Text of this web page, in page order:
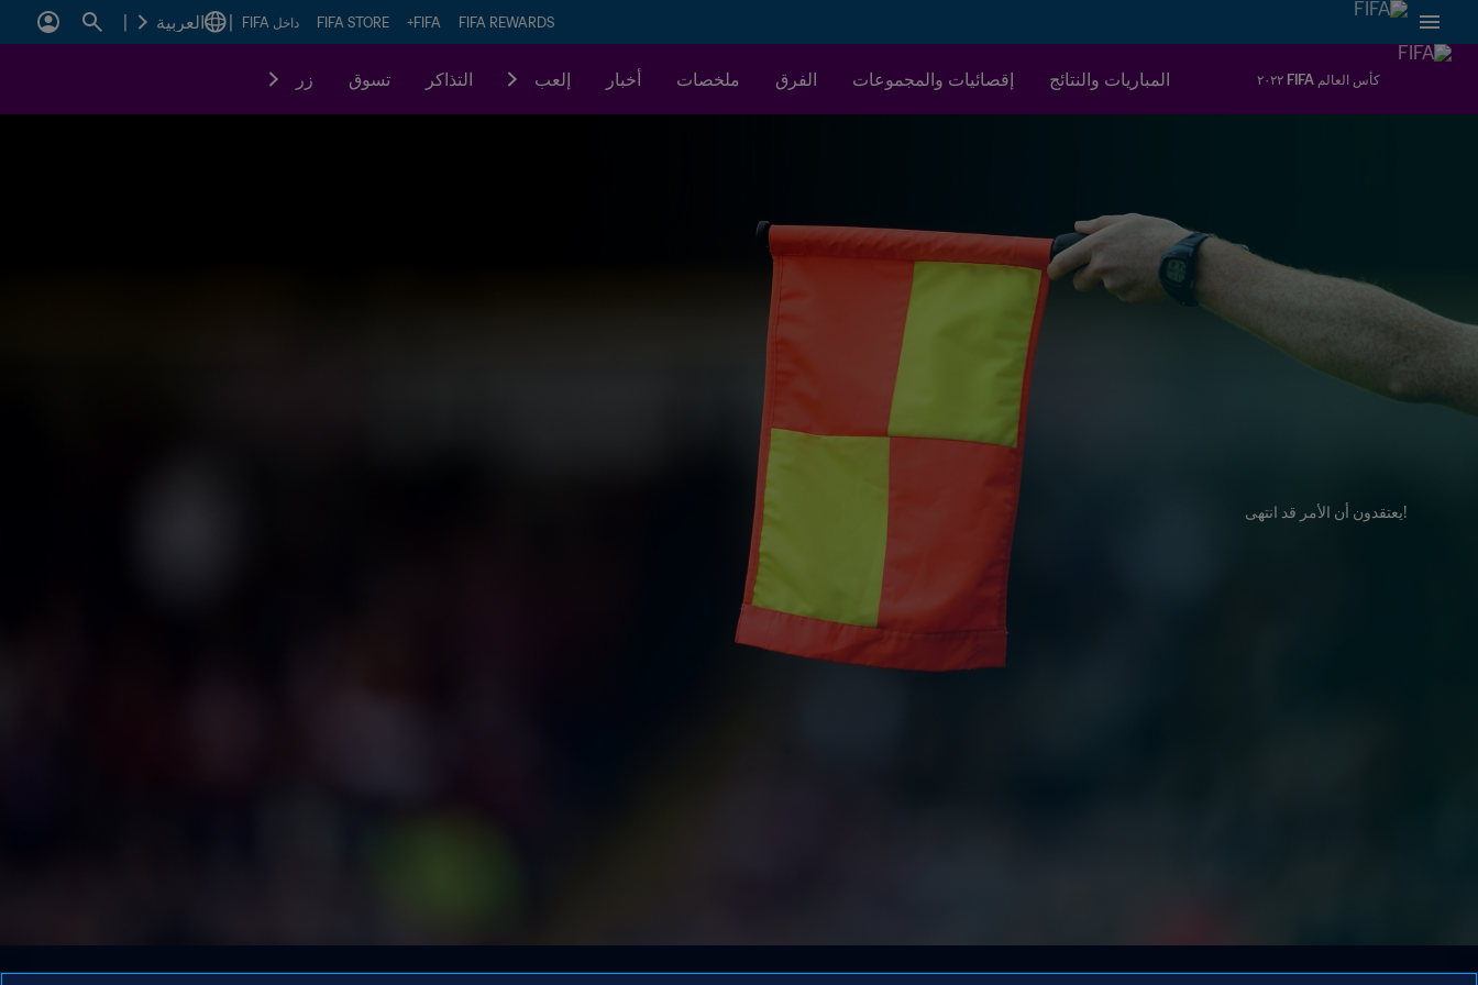
FIFA REWARDS
FIFA+
FIFA STORE داخل FIFA العربية
كأس العالم FIFA ٢٠٢٢ المباريات والنتائج إقصائيات والمجموعات الفرق ملخصات أخبار إلعب التذاكر تسوق زر
!يعتقدون أن الأمر قد انتهى